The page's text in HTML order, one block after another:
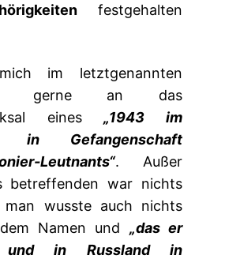
festgehalten
im letztgenannten
gerne an das
eines„1943 im
in Gefangenschaft
Leutnants“. Außer
betreffenden war nichts
man wusste auch nichts
Namen und „das er
und in Russland in